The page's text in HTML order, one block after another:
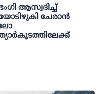
ആസ്വദിച്ച്
ചേരാന്‍